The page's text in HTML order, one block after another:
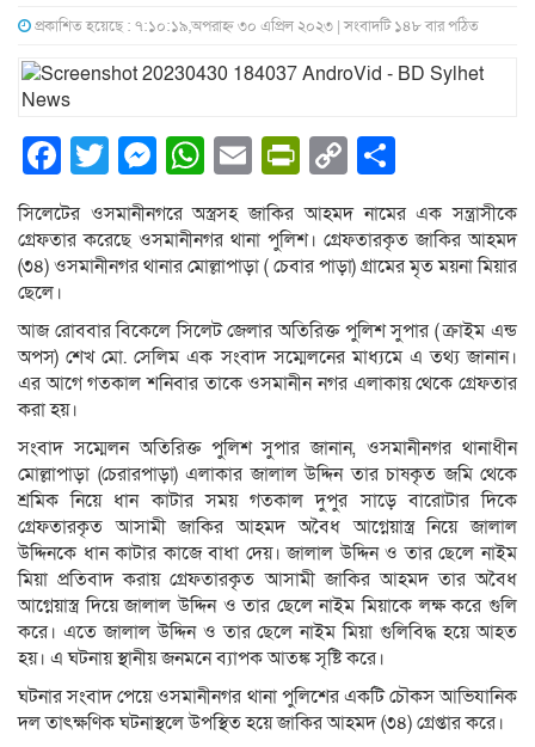
প্রকাশিত হয়েছে : ৭:১০:১৯,অপরাহ্ন ৩০ এপ্রিল ২০২৩ | সংবাদটি ১৪৮ বার পঠিত
Facebook
Twitter
Messenger
WhatsApp
EmailPrintFriendly
Copy
Link
সিলেটের ওসমানীনগরে অস্ত্রসহ জাকির আহমদ নামের এক সন্ত্রাসীকে
গ্রেফতার করেছে ওসমানীনগর থানা পুলিশ। গ্রেফতারকৃত জাকির আহমদ
(৩৪) ওসমানীনগর থানার মোল্লাপাড়া ( চেবার পাড়া) গ্রামের মৃত ময়না মিয়ার
ছেলে।
আজ রোববার বিকেলে সিলেট জেলার অতিরিক্ত পুলিশ সুপার ( ক্রাইম এন্ড
অপস) শেখ মো. সেলিম এক সংবাদ সম্মেলনের মাধ্যমে এ তথ্য জানান।
এর আগে গতকাল শনিবার তাকে ওসমানীন নগর এলাকায় থেকে গ্রেফতার
করা হয়।
সংবাদ সম্মেলন অতিরিক্ত পুলিশ সুপার জানান, ওসমানীনগর থানাধীন
মোল্লাপাড়া (চেরারপাড়া) এলাকার জালাল উদ্দিন তার চাষকৃত জমি থেকে
শ্রমিক নিয়ে ধান কাটার সময় গতকাল দুপুর সাড়ে বারোটার দিকে
গ্রেফতারকৃত আসামী জাকির আহমদ অবৈধ আগ্নেয়াস্ত্র নিয়ে জালাল
উদ্দিনকে ধান কাটার কাজে বাধা দেয়। জালাল উদ্দিন ও তার ছেলে নাইম
মিয়া প্রতিবাদ করায় গ্রেফতারকৃত আসামী জাকির আহমদ তার অবৈধ
আগ্নেয়াস্ত্র দিয়ে জালাল উদ্দিন ও তার ছেলে নাইম মিয়াকে লক্ষ করে গুলি
করে। এতে জালাল উদ্দিন ও তার ছেলে নাইম মিয়া গুলিবিদ্ধ হয়ে আহত
হয়। এ ঘটনায় স্থানীয় জনমনে ব্যাপক আতঙ্ক সৃষ্টি করে।
ঘটনার সংবাদ পেয়ে ওসমানীনগর থানা পুলিশের একটি চৌকস আভিযানিক
দল তাৎক্ষণিক ঘটনাস্থলে উপস্থিত হয়ে জাকির আহমদ (৩৪) গ্রেপ্তার করে।